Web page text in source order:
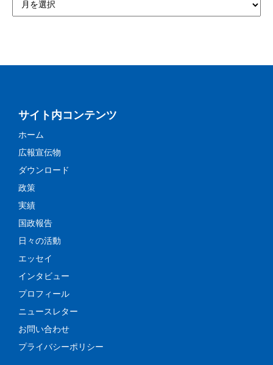
サイト内コンテンツ
ホーム
広報宣伝物
ダウンロード
政策
実績
国政報告
日々の活動
エッセイ
インタビュー
プロフィール
ニュースレター
お問い合わせ
プライバシーポリシー